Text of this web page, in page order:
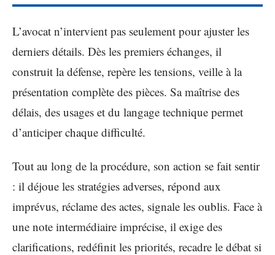
L’avocat n’intervient pas seulement pour ajuster les
derniers détails. Dès les premiers échanges, il
construit la défense, repère les tensions, veille à la
présentation complète des pièces. Sa maîtrise des
délais, des usages et du langage technique permet
d’anticiper chaque difficulté.
Tout au long de la procédure, son action se fait sentir
: il déjoue les stratégies adverses, répond aux
imprévus, réclame des actes, signale les oublis. Face à
une note intermédiaire imprécise, il exige des
clarifications, redéfinit les priorités, recadre le débat si